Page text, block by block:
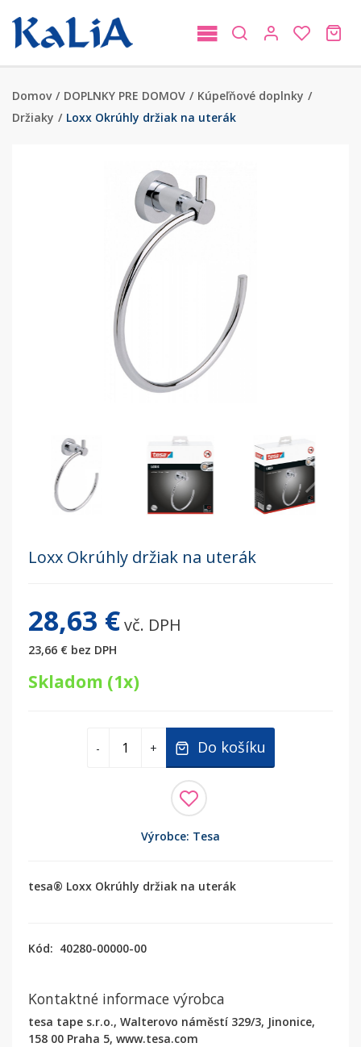
Domov / DOPLNKY PRE DOMOV / Kúpeľňové doplnky /
Držiaky / Loxx Okrúhly držiak na uterák
Loxx Okrúhly držiak na uterák
28,63 €vč. DPH
23,66 € bez DPH
Skladom (1x)
- + Do košíku
Výrobce: Tesa
tesa® Loxx Okrúhly držiak na uterák
Kód: 40280-00000-00
Kontaktné informace výrobca
tesa tape s.r.o., Walterovo náměstí 329/3, Jinonice,
158 00 Praha 5, www.tesa.com